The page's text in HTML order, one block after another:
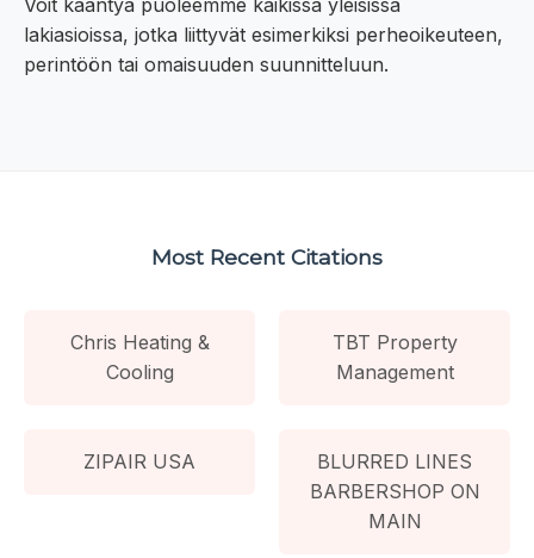
Voit kääntyä puoleemme kaikissa yleisissä
lakiasioissa, jotka liittyvät esimerkiksi perheoikeuteen,
perintöön tai omaisuuden suunnitteluun.
Most Recent Citations
Chris Heating &
Cooling
TBT Property
Management
ZIPAIR USA
BLURRED LINES
BARBERSHOP ON
MAIN